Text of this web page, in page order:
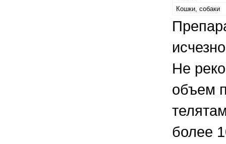
Кошки, собаки
Не
объем
более